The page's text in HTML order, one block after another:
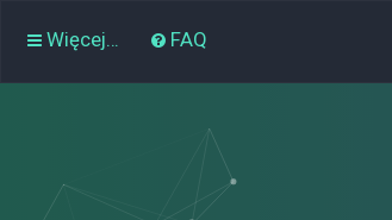
Więcej… FAQ